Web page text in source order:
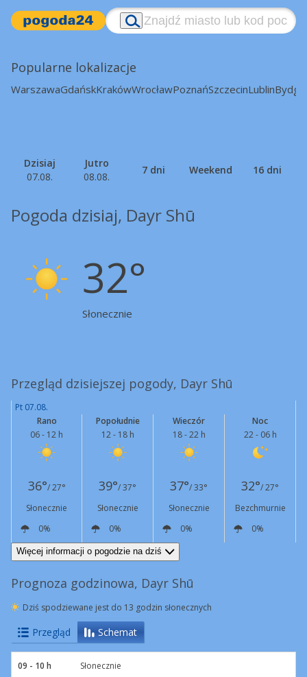
Popularne lokalizacje
WarszawaGdańskKrakówWrocławPoznańSzczecinLublin
Dzisiaj
07.08.
Jutro
08.08.
7 dni Weekend 16 dni
Pogoda dzisiaj, Dayr Shū
32°
Słonecznie
Przegląd dzisiejszej pogody, Dayr Shū
Pt 07.08.
Rano
06 - 12 h
Popołudnie
12 - 18 h
Wieczór
18 - 22 h
Noc
22 - 06 h
36°/ 27° 39°/ 37° 37°/ 33° 32°/ 27°
Słonecznie
Słonecznie Słonecznie
Bezchmurnie
0%
0% 0%
0%
NW
11 km/h NW
19 km/h
Więcej informacji o pogodzie na dziś
Prognoza godzinowa, Dayr Shū
Dziś spodziewane jest do 13 godzin słonecznych
Przegląd Schemat
09 - 10 h Słonecznie